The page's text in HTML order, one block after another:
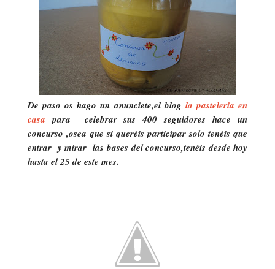
De paso os hago un anunciete,el blog la pasteleria en
casa para celebrar sus 400 seguidores hace un
concurso ,osea que si queréis participar solo tenéis que
entrar y mirar las bases del concurso,tenéis desde hoy
hasta el 25 de este mes.